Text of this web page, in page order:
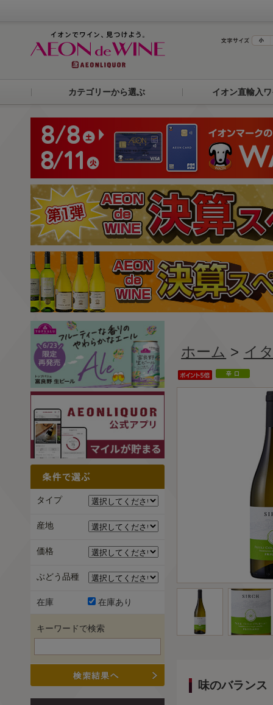
カテゴリーから選ぶ イオン直輸入
ホーム > イ
味のバランス
タイプ
産地
価格
ぶどう品種
在庫 在庫あり
キーワードで検索